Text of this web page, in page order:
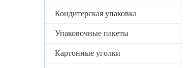
Кондитерская упаковка
Упаковочные пакеты
Картонные уголки